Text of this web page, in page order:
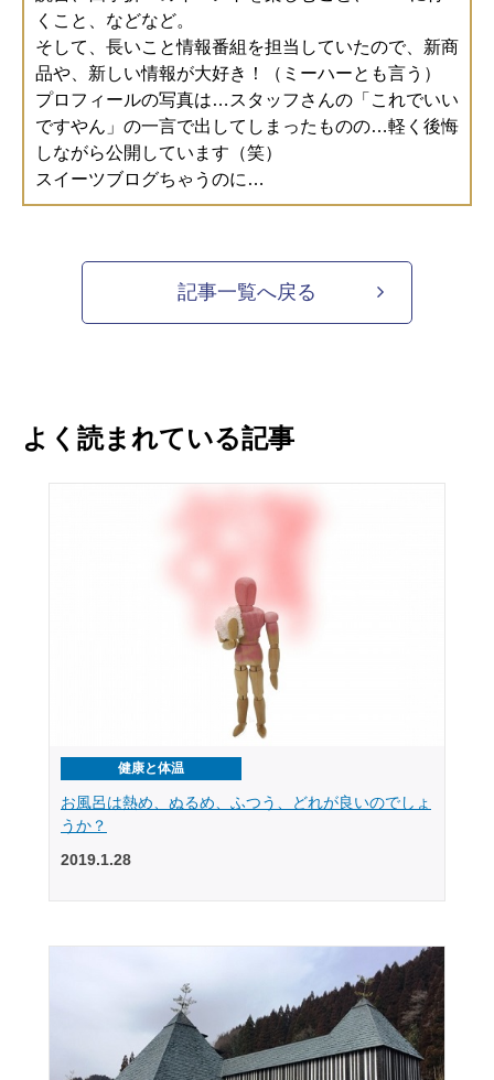
くこと、などなど。
そして、長いこと情報番組を担当していたので、新商
品や、新しい情報が大好き！（ミーハーとも言う）
プロフィールの写真は…スタッフさんの「これでいい
ですやん」の一言で出してしまったものの…軽く後悔
しながら公開しています（笑）
スイーツブログちゃうのに…
記事一覧へ戻る
よく読まれている記事
健康と体温
お風呂は熱め、ぬるめ、ふつう、どれが良いのでしょ
うか？
2019.1.28